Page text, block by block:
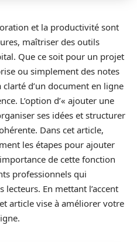
et la productivité sont
maîtriser des outils
Que ce soit pour un projet
ou simplement des notes
clarté d’un document en ligne
L’option d’« ajouter une
ses idées et structurer
Dans cet article,
les étapes pour ajouter
de cette fonction
professionnels qui
lecteurs. En mettant l’accent
article vise à améliorer votre